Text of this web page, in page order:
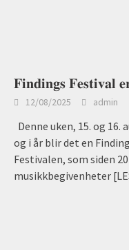
𝐅𝐢𝐧𝐝𝐢𝐧𝐠𝐬 𝐅𝐞𝐬𝐭𝐢𝐯𝐚𝐥
12/08/2025 admin
Denne uken, 15. og
og i år blir det en
Festivalen, som siden
musikkbegivenheter